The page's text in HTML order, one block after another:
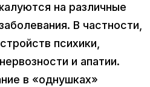
на различные
В частности,
психики,
и апатии.
в «однушках»